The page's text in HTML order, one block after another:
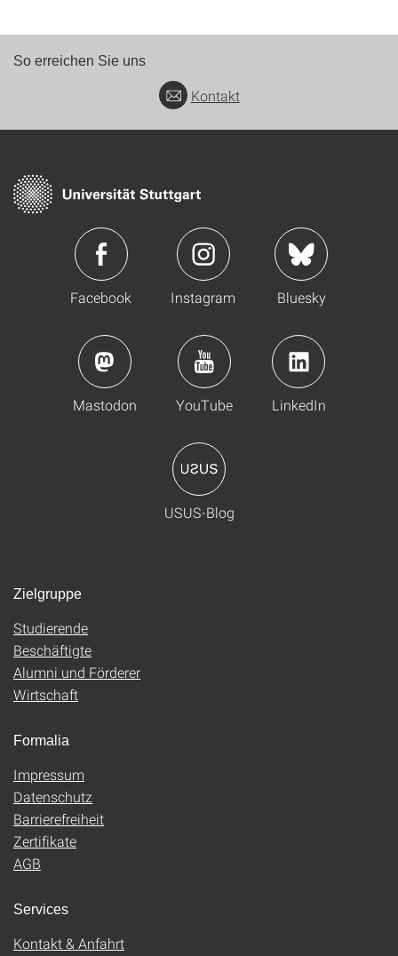
So erreichen Sie uns
Kontakt
Facebook Instagram Bluesky
Mastodon YouTube LinkedIn
USUS-Blog
Zielgruppe
Studierende
Beschäftigte
Alumni und Förderer
Wirtschaft
Formalia
Impressum
Datenschutz
Barrierefreiheit
Zertifikate
AGB
Services
Kontakt & Anfahrt